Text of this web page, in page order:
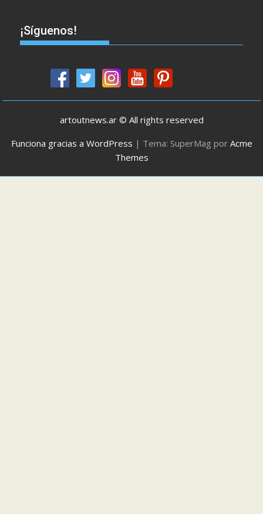
¡Síguenos!
artoutnews.ar © All rights reserved
Funciona gracias a WordPress | Tema: SuperMag por Acme
Themes